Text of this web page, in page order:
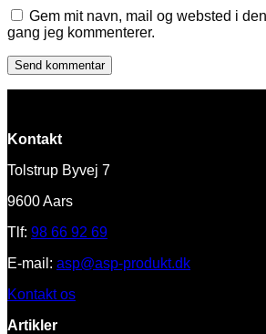
Gem mit navn, mail og websted i
gang jeg kommenterer.
Kontakt
Tolstrup Byvej 7
9600 Aars
Tlf: 98 66 92 69
E-mail: asp@asp-produkt.dk
Kontakt os
Artikler